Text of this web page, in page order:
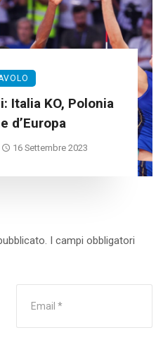
Italia KO, Polonia
d’Europa
16 Settembre 2023
I campi obbligatori